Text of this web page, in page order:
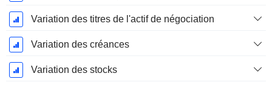
Variation des titres de l'actif de négociation
Variation des créances
Variation des stocks